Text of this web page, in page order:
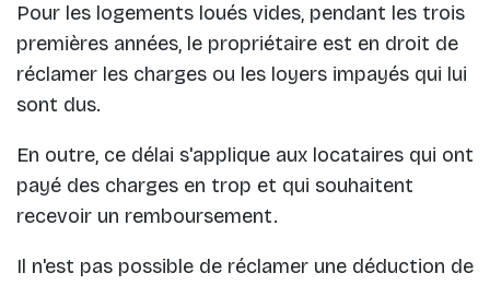
Pour les logements loués vides, pendant les trois
premières années, le propriétaire est en droit de
réclamer les charges ou les loyers impayés qui lui
sont dus.
En outre, ce délai s'applique aux locataires qui ont
payé des charges en trop et qui souhaitent
recevoir un remboursement.
Il n'est pas possible de réclamer une déduction de